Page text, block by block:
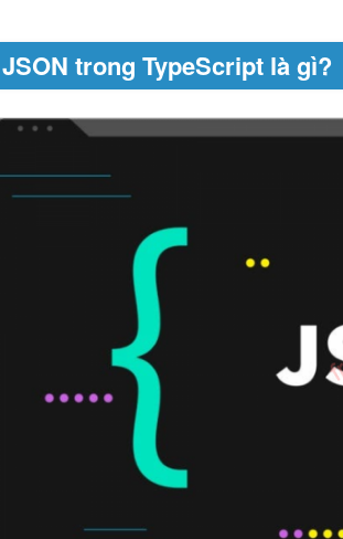
JSON trong TypeScript là gì?